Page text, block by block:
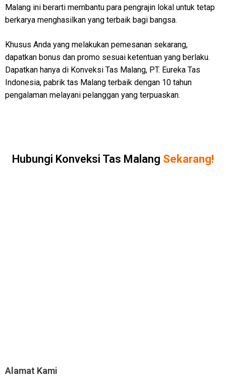
Malang ini berarti membantu para pengrajin lokal untuk tetap
berkarya menghasilkan yang terbaik bagi bangsa.
Khusus Anda yang melakukan pemesanan sekarang,
dapatkan bonus dan promo sesuai ketentuan yang berlaku.
Dapatkan hanya di Konveksi Tas Malang, PT. Eureka Tas
Indonesia, pabrik tas Malang terbaik dengan 10 tahun
pengalaman melayani pelanggan yang terpuaskan.
Hubungi Konveksi Tas Malang Sekarang!
Alamat Kami